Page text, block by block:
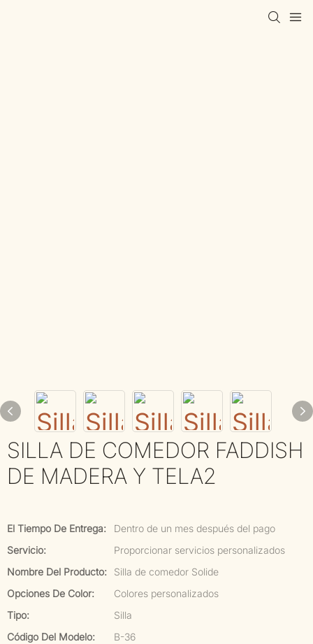
SILLA DE COMEDOR FADDISH
DE MADERA Y TELA2
El Tiempo De Entrega:
Dentro de un mes después del pago
Servicio:
Proporcionar servicios personalizados
Nombre Del Producto:
Silla de comedor Solide
Opciones De Color:
Colores personalizados
Tipo:
Silla
Código Del Modelo:
B-36